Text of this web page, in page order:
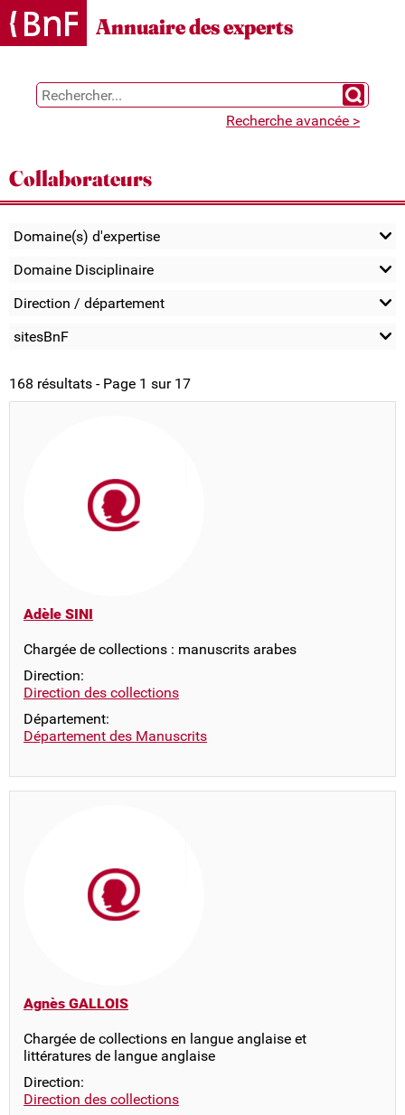
Gestion des cookies
Annuaire des experts
Chercher
Recherche avancée >
Collaborateurs
Domaine(s) d'expertise
Domaine Disciplinaire
Direction / département
sitesBnF
168 résultats - Page 1 sur 17
Adèle SINI
Chargée de collections : manuscrits arabes
Direction:
Direction des collections
Département:
Département des Manuscrits
Agnès GALLOIS
Chargée de collections en langue anglaise et
littératures de langue anglaise
Direction:
Direction des collections